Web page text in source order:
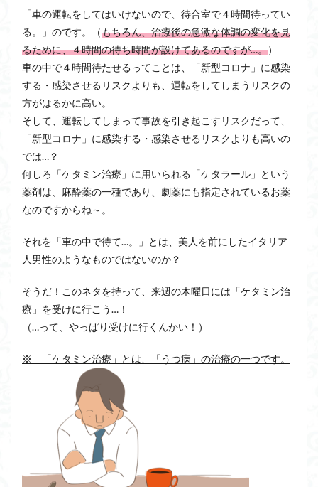
「車の運転をしてはいけないので、待合室で４時間待ってい
る。」のです。（もちろん、治療後の急激な体調の変化を見
るために、４時間の待ち時間が設けてあるのですが…。）
車の中で４時間待たせるってことは、「新型コロナ」に感染
する・感染させるリスクよりも、運転をしてしまうリスクの
方がはるかに高い。
そして、運転してしまって事故を引き起こすリスクだって、
「新型コロナ」に感染する・感染させるリスクよりも高いの
では…？
何しろ「ケタミン治療」に用いられる「ケタラール」という
薬剤は、麻酔薬の一種であり、劇薬にも指定されているお薬
なのですからね～。
それを「車の中で待て…。」とは、美人を前にしたイタリア
人男性のようなものではないのか？
そうだ！このネタを持って、来週の木曜日には「ケタミン治
療」を受けに行こう…！
（…って、やっぱり受けに行くんかい！）
※ 「ケタミン治療」とは、「うつ病」の治療の一つです。